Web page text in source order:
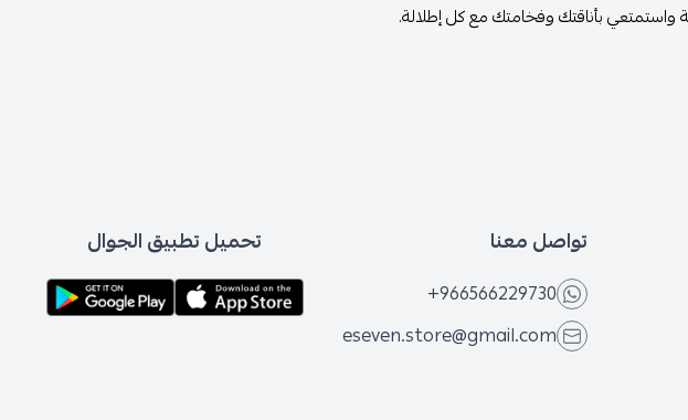
واستمتعي بأناقتك وفخامتك مع كل إطلالة.
تواصل معنا
+966566229730
eseven.store@gmail.com
تحميل تطبيق الجوال